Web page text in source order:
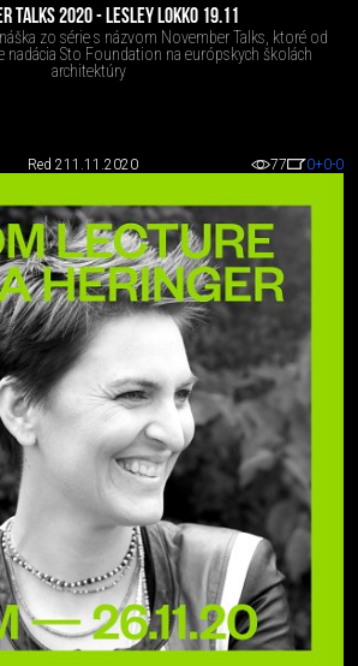
TALKS 2020 - LESLEY LOKKO 19.11
zo série s názvom November Talks, ktoré od
Sto Foundation na európskych školách
architektúry
Red 211.11.2020 77 0+0-0